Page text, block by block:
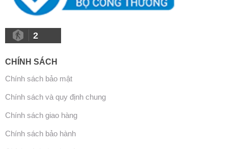
2
CHÍNH SÁCH
Chính sách bảo mật
Chính sách và quy định chung
Chính sách giao hàng
Chính sách bảo hành